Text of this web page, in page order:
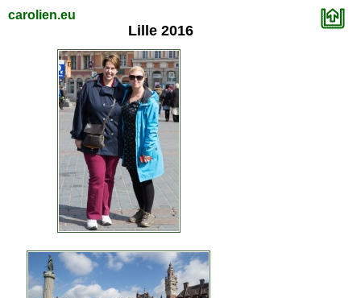
carolien.eu
Lille 2016